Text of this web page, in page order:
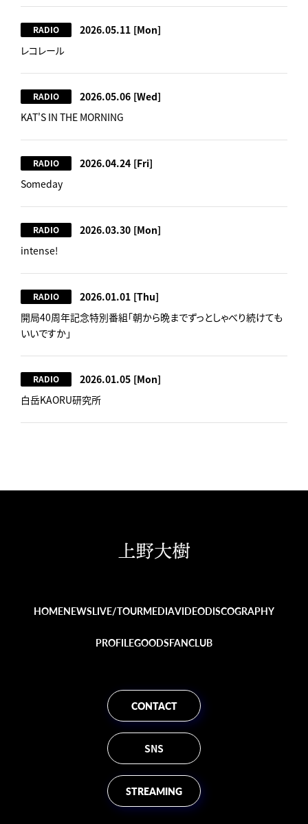
RADIO 2026.05.11 [Mon]
レコレール
RADIO 2026.05.06 [Wed]
KAT'S IN THE MORNING
RADIO 2026.04.24 [Fri]
Someday
RADIO 2026.03.30 [Mon]
intense!
RADIO 2026.01.01 [Thu]
開局40周年記念特別番組「朝から晩までずっとしゃべり続けても
いいですか」
RADIO 2026.01.05 [Mon]
白岳KAORU研究所
HOMENEWSLIVE/TOURMEDIAVIDEODISCOGRAPHY
PROFILEGOODSFANCLUB
CONTACT
SNS
STREAMING